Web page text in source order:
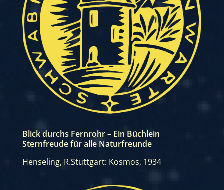
Blick durchs Fernrohr – Ein Büchlein
Sternfreude für alle Naturfreunde
Henseling, R.Stuttgart: Kosmos, 1934